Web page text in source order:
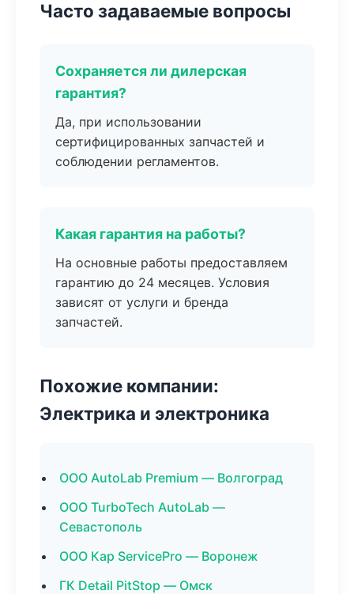
Часто задаваемые вопросы
Сохраняется ли дилерская
гарантия?
Да, при использовании
сертифицированных запчастей и
соблюдении регламентов.
Какая гарантия на работы?
На основные работы предоставляем
гарантию до 24 месяцев. Условия
зависят от услуги и бренда
запчастей.
Похожие компании:
Электрика и электроника
ООО AutoLab Premium — Волгоград
ООО TurboTech AutoLab —
Севастополь
ООО Кар ServicePro — Воронеж
ГК Detail PitStop — Омск